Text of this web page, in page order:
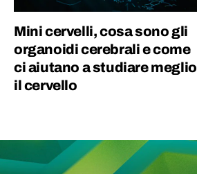
Mini cervelli, cosa sono gli
organoidi cerebrali e come
ci aiutano a studiare meglio
il cervello